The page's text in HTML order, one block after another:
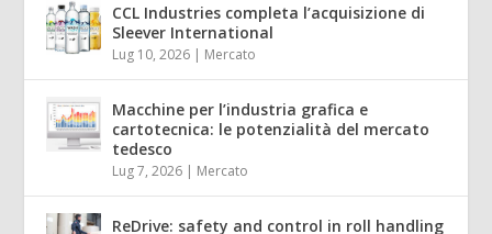
CCL Industries completa l’acquisizione di
Sleever International
Lug 10, 2026 | Mercato
Macchine per l’industria grafica e
cartotecnica: le potenzialità del mercato
tedesco
Lug 7, 2026 | Mercato
ReDrive: safety and control in roll handling